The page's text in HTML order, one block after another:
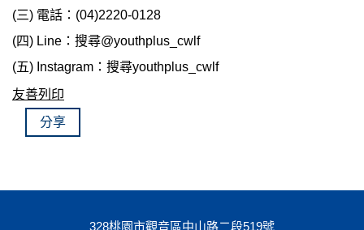
(三) 電話：(04)2220-0128
(四) Line：搜尋@youthplus_cwlf
(五) Instagram：搜尋youthplus_cwlf
友善列印
分享
328桃園市觀音區中山路二段519號